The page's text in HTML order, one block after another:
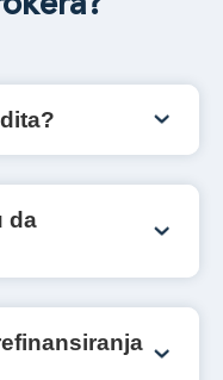
kako bi se
dug otplaćivao
da
i sl.